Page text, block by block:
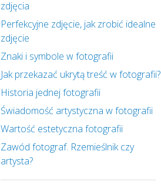
zdjęcia
Perfekcyjne zdjęcie, jak zrobić idealne
zdjęcie
Znaki i symbole w fotografii
Jak przekazać ukrytą treść w fotografii?
Historia jednej fotografii
Świadomość artystyczna w fotografii
Wartość estetyczna fotografii
Zawód fotograf. Rzemieślnik czy
artysta?